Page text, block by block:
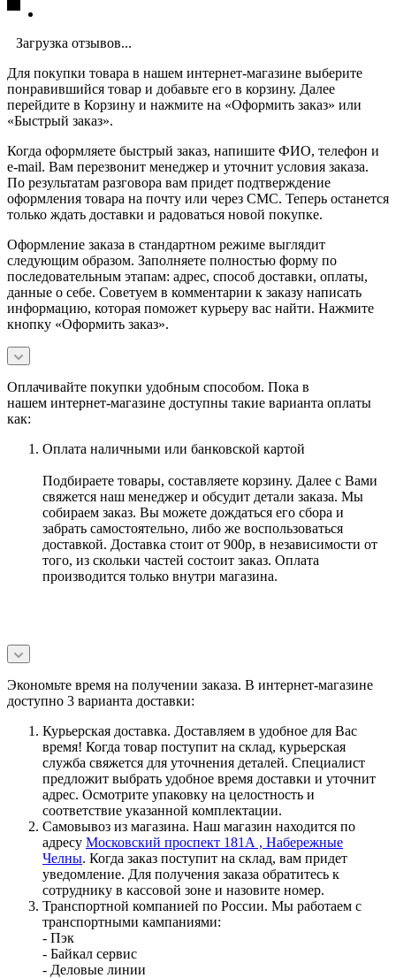
Загрузка отзывов...
Для покупки товара в нашем интернет-магазине выберите
понравившийся товар и добавьте его в корзину. Далее
перейдите в Корзину и нажмите на «Оформить заказ» или
«Быстрый заказ».
Когда оформляете быстрый заказ, напишите ФИО, телефон и
e-mail. Вам перезвонит менеджер и уточнит условия заказа.
По результатам разговора вам придет подтверждение
оформления товара на почту или через СМС. Теперь останется
только ждать доставки и радоваться новой покупке.
Оформление заказа в стандартном режиме выглядит
следующим образом. Заполняете полностью форму по
последовательным этапам: адрес, способ доставки, оплаты,
данные о себе. Советуем в комментарии к заказу написать
информацию, которая поможет курьеру вас найти. Нажмите
кнопку «Оформить заказ».
Оплачивайте покупки удобным способом. Пока в
нашем интернет-магазине доступны такие варианта оплаты
как:
Оплата наличными или банковской картой
Подбираете товары, составляете корзину. Далее с Вами
свяжется наш менеджер и обсудит детали заказа. Мы
собираем заказ. Вы можете дождаться его сбора и
забрать самостоятельно, либо же воспользоваться
доставкой. Доставка стоит от 900р, в независимости от
того, из скольки частей состоит заказ. Оплата
производится только внутри магазина.
Экономьте время на получении заказа. В интернет-магазине
доступно 3 варианта доставки:
Курьерская доставка. Доставляем в удобное для Вас
время! Когда товар поступит на склад, курьерская
служба свяжется для уточнения деталей. Специалист
предложит выбрать удобное время доставки и уточнит
адрес. Осмотрите упаковку на целостность и
соответствие указанной комплектации.
Самовывоз из магазина. Наш магазин находится по
адресу Московский проспект 181А , Набережные
Челны. Когда заказ поступит на склад, вам придет
уведомление. Для получения заказа обратитесь к
сотруднику в кассовой зоне и назовите номер.
Транспортной компанией по России. Мы работаем с
транспортными кампаниями:
- Пэк
- Байкал сервис
- Деловые линии